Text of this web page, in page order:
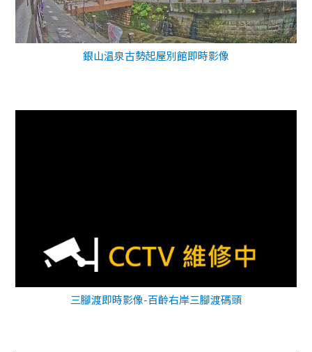
銀山温泉古勢起屋別館即時影像
三腳渡即時影像-百齡右岸三腳渡碼頭